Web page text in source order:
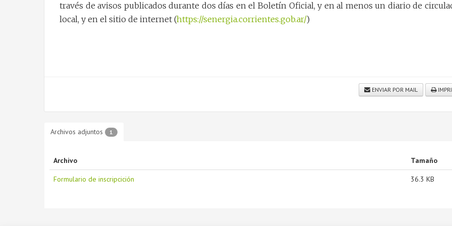
través de avisos publicados durante dos días en el Boletín Oficial, y en al menos un diario de
local, y en el sitio de internet (https://senergia.corrientes.gob.ar/)
ENVIAR POR MAIL
Archivos adjuntos 1
Archivo Tamaño
Formulario de inscripcición 36.3 KB